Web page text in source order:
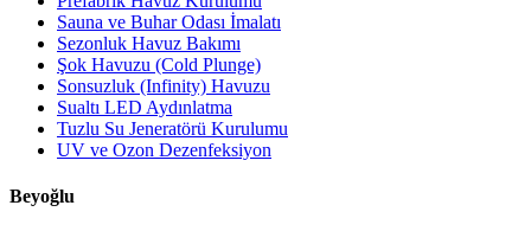
Sauna ve Buhar Odası İmalatı
Sezonluk Havuz Bakımı
Şok Havuzu (Cold Plunge)
Sonsuzluk (Infinity) Havuzu
Sualtı LED Aydınlatma
Tuzlu Su Jeneratörü Kurulumu
UV ve Ozon Dezenfeksiyon
Beyoğlu